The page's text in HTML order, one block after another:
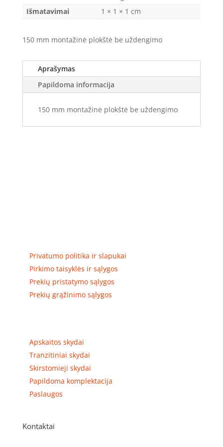
Išmatavimai
1 × 1 × 1 cm
150 mm montažinė plokštė be uždengimo
Aprašymas
Papildoma informacija
150 mm montažinė plokštė be uždengimo
Privatumo politika ir slapukai
Pirkimo taisyklės ir sąlygos
Prekių pristatymo sąlygos
Prekių grąžinimo sąlygos
Apskaitos skydai
Tranzitiniai skydai
Skirstomieji skydai
Papildoma komplektacija
Paslaugos
Kontaktai